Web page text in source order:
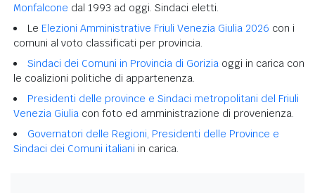
Monfalcone dal 1993 ad oggi. Sindaci eletti.
Le Elezioni Amministrative Friuli Venezia Giulia 2026 con i
comuni al voto classificati per provincia.
Sindaci dei Comuni in Provincia di Gorizia oggi in carica con
le coalizioni politiche di appartenenza.
Presidenti delle province e Sindaci metropolitani del Friuli
Venezia Giulia con foto ed amministrazione di provenienza.
Governatori delle Regioni, Presidenti delle Province e
Sindaci dei Comuni italiani in carica.